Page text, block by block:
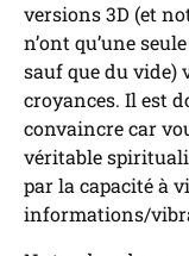
versions 3D (et
n’ont qu’une
sauf que du vide)
croyances. Il est
convaincre car
véritable
par la capacité à
informations/